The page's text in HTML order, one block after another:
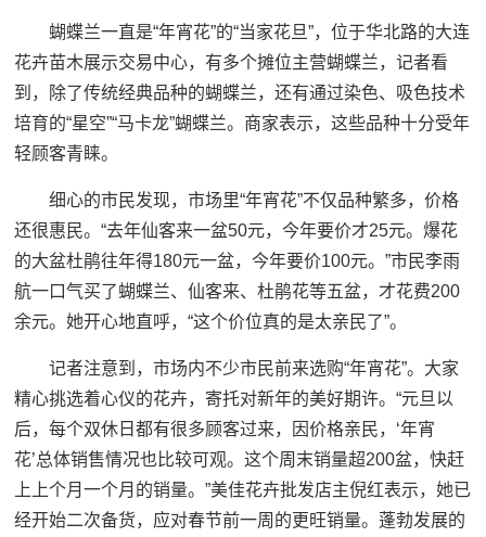
蝴蝶兰一直是“年宵花”的“当家花旦”，位于华北路的大连
花卉苗木展示交易中心，有多个摊位主营蝴蝶兰，记者看
到，除了传统经典品种的蝴蝶兰，还有通过染色、吸色技术
培育的“星空”“马卡龙”蝴蝶兰。商家表示，这些品种十分受年
轻顾客青睐。
细心的市民发现，市场里“年宵花”不仅品种繁多，价格
还很惠民。“去年仙客来一盆50元，今年要价才25元。爆花
的大盆杜鹃往年得180元一盆，今年要价100元。”市民李雨
航一口气买了蝴蝶兰、仙客来、杜鹃花等五盆，才花费200
余元。她开心地直呼，“这个价位真的是太亲民了”。
记者注意到，市场内不少市民前来选购“年宵花”。大家
精心挑选着心仪的花卉，寄托对新年的美好期许。“元旦以
后，每个双休日都有很多顾客过来，因价格亲民，‘年宵
花’总体销售情况也比较可观。这个周末销量超200盆，快赶
上上个月一个月的销量。”美佳花卉批发店主倪红表示，她已
经开始二次备货，应对春节前一周的更旺销量。蓬勃发展的